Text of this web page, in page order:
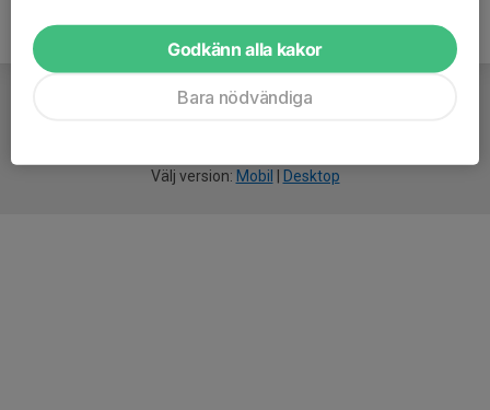
Välj version: Mobil Desktop
Godkänn alla kakor
Bara nödvändiga